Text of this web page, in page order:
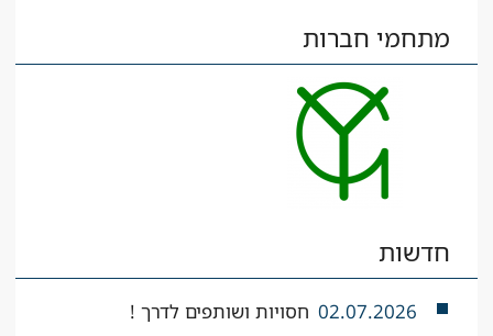
מתחמי חברות
חדשות
02.07.2026 חסויות ושותפים לדרך !